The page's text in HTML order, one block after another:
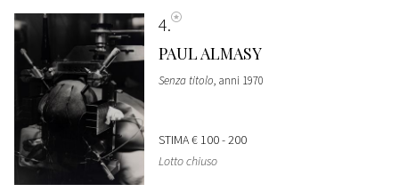
4
PAUL ALMASY
Senza titolo, anni 1970
STIMA€ 100 - 200
Lotto chiuso